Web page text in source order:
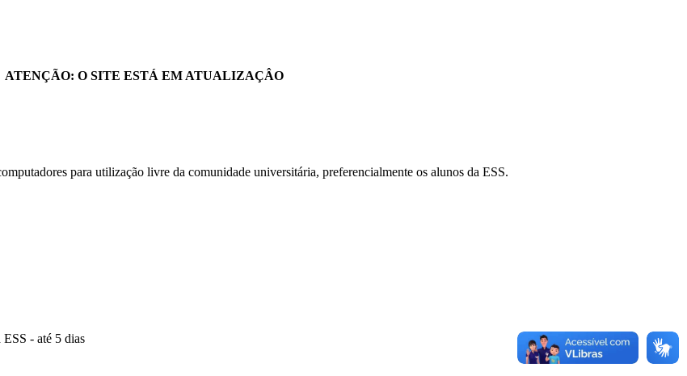
ATENÇÃO: O SITE ESTÁ EM ATUALIZAÇÂO
para utilização livre da comunidade universitária, preferencialmente os alunos da ESS.
- até 5 dias